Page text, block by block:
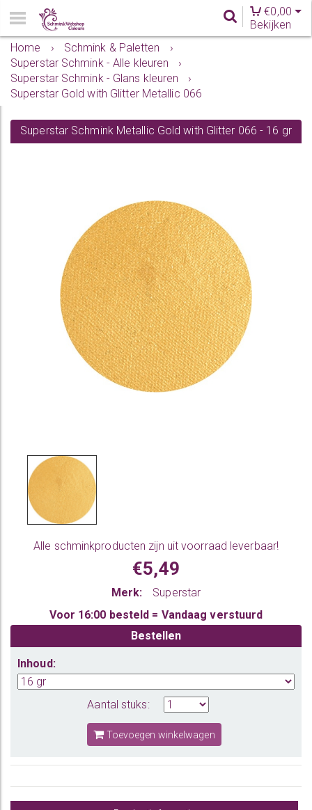
€0,00
Bekijken
Home
› Schmink & Paletten
›
Superstar Schmink - Alle kleuren
›
Superstar Schmink - Glans kleuren
›
Superstar Gold with Glitter Metallic 066
Superstar Schmink Metallic Gold with Glitter 066 - 16 gr
Alle schminkproducten zijn uit voorraad leverbaar!
€5,49
Merk:
Superstar
Voor 16:00 besteld = Vandaag verstuurd
Bestellen
Inhoud:
Aantal stuks:
Toevoegen winkelwagen